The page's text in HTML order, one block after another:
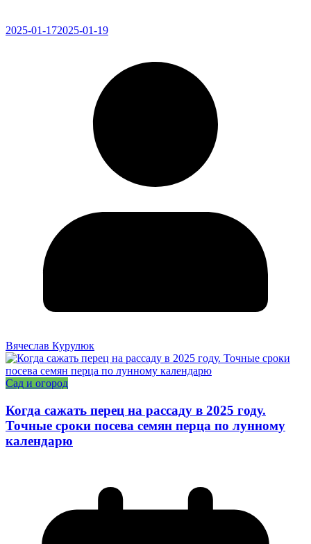
2025-01-172025-01-19
Вячеслав Курулюк
Сад и огород
Когда сажать перец на рассаду в 2025 году.
Точные сроки посева семян перца по лунному
календарю